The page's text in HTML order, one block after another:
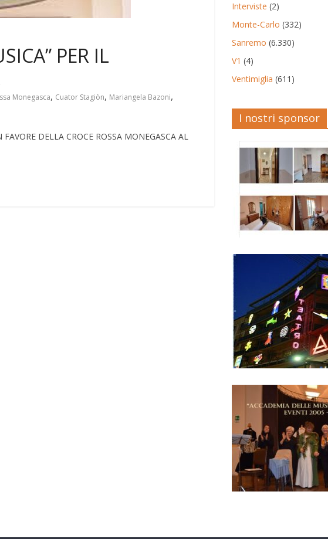
PER IL
Monegasca, Cuator Stagiòn, Mariangela Bazoni,
DELLA CROCE ROSSA MONEGASCA AL
Interviste (2)
Monte-Carlo (332)
Sanremo (6.330)
V1 (4)
Ventimiglia (611)
I nostri sponsor